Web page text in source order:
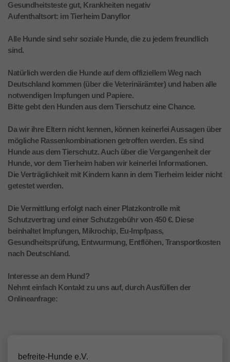
Gesundheitsteste gut, Krankheiten negativ
Aufenthaltsort: im Tierheim Danyflor
Alle Hunde sind sehr soziale Hunde, die zu jedem freundlich
sind.
Natürlich werden die Hunde auf dem offiziellem Weg nach
Deutschland kommen (über die Veterinärämter) und haben alle
notwendigen Impfungen und Papiere.
Bitte gebt den Hunden aus dem Tierschutz eine Chance.
Da wir ihre Eltern nicht kennen, können keinerlei Aussagen über
mögliche Rassenkombinationen getroffen werden. Es sind
Hunde aus dem Tierschutz. Auch über die Vergangenheit der
Hunde, vor dem Tierheim haben wir keinerlei Informationen.
Die Verträglichkeit mit Kindern kann in dem Tierheim leider nicht
getestet werden.
Die Vermittlung erfolgt nach einer Platzkontrolle mit
Schutzvertrag und einer Schutzgebühr von 450 €. Diese
beinhaltet Impfungen, Mikrochip, Eu-Impfpass,
Gesundheitsprüfung, Entwurmung, Entflöhen, Transportkosten
nach Deutschland.
Interesse an dem Hund?
Nehmt einfach Kontakt zu uns auf, durch Ausfüllen der
Onlineanfrage:
befreite-Hunde e.V.